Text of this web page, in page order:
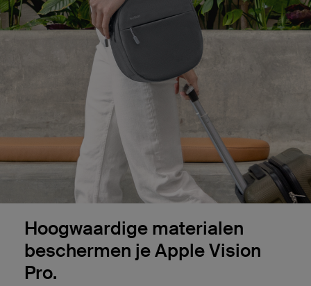
Hoogwaardige materialen
beschermen je Apple Vision
Pro.